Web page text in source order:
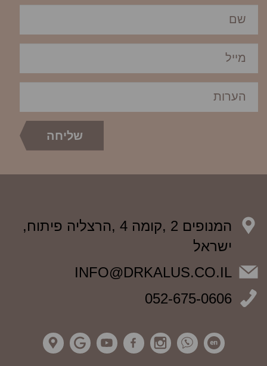
המנופים 2 ,קומה 4 ,הרצליה פיתוח,
ישראל
INFO@DRKALUS.CO.IL
052-675-0606